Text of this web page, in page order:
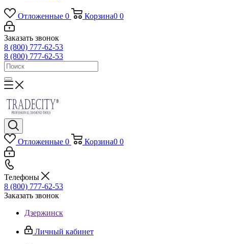
Отложенные 0 Корзина0 0
Заказать звонок
8 (800) 777-62-53
8 (800) 777-62-53
Отложенные 0 Корзина0 0
Телефоны
8 (800) 777-62-53
Заказать звонок
Дзержинск
Личный кабинет